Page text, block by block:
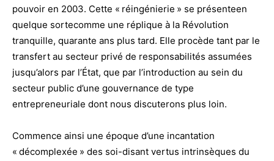
pouvoir en 2003. Cette « réingénierie » se présenteen
quelque sortecomme une réplique à la Révolution
tranquille, quarante ans plus tard. Elle procède tant par le
transfert au secteur privé de responsabilités assumées
jusqu’alors par l’État, que par l’introduction au sein du
secteur public d’une gouvernance de type
entrepreneuriale dont nous discuterons plus loin.
Commence ainsi une époque d’une incantation
« décomplexée » des soi-disant vertus intrinsèques du